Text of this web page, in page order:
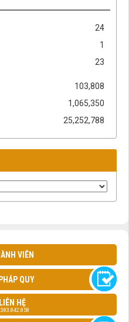
24
1
23
103,808
1,065,350
25,252,788
VIÊN
QUY
LIÊN HỆ